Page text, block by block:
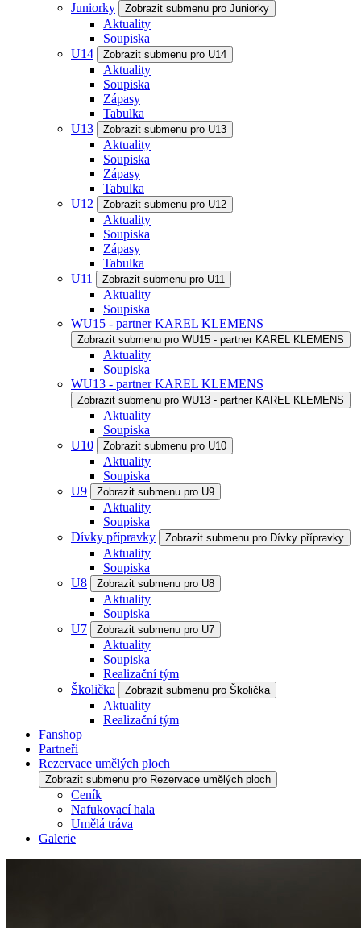
Juniorky
Zobrazit submenu pro Juniorky
Aktuality
Soupiska
U14
Zobrazit submenu pro U14
Aktuality
Soupiska
Zápasy
Tabulka
U13
Zobrazit submenu pro U13
Aktuality
Soupiska
Zápasy
Tabulka
U12
Zobrazit submenu pro U12
Aktuality
Soupiska
Zápasy
Tabulka
U11
Zobrazit submenu pro U11
Aktuality
Soupiska
WU15 - partner KAREL KLEMENS
Zobrazit submenu pro WU15 - partner KAREL KLEMENS
Aktuality
Soupiska
WU13 - partner KAREL KLEMENS
Zobrazit submenu pro WU13 - partner KAREL KLEMENS
Aktuality
Soupiska
U10
Zobrazit submenu pro U10
Aktuality
Soupiska
U9
Zobrazit submenu pro U9
Aktuality
Soupiska
Dívky přípravky
Zobrazit submenu pro Dívky přípravky
Aktuality
Soupiska
U8
Zobrazit submenu pro U8
Aktuality
Soupiska
U7
Zobrazit submenu pro U7
Aktuality
Soupiska
Realizační tým
Školička
Zobrazit submenu pro Školička
Aktuality
Realizační tým
Fanshop
Partneři
Rezervace umělých ploch
Zobrazit submenu pro Rezervace umělých ploch
Ceník
Nafukovací hala
Umělá tráva
Galerie